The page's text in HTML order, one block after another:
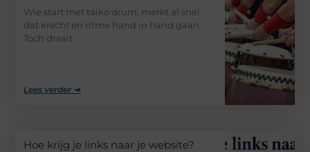
Wie start met taiko drum, merkt al snel
dat kracht en ritme hand in hand gaan.
Toch draait
Lees verder ➜
Hoe krijg je links naar je website?